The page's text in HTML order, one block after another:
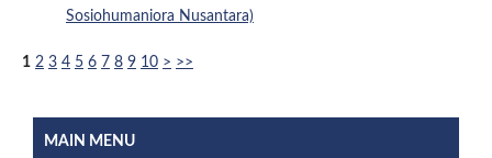
Sosiohumaniora Nusantara)
1 2 3 4 5 6 7 8 9 10 > >>
MAIN MENU